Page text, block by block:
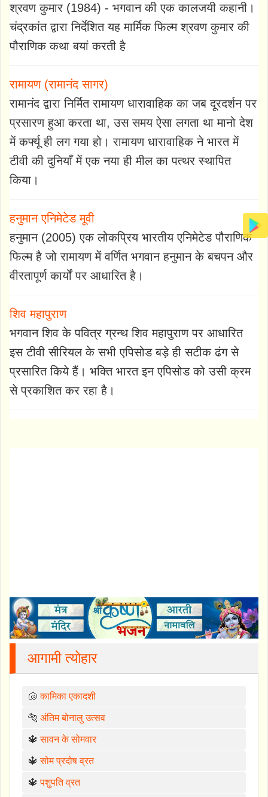
श्रवण कुमार (1984) - भगवान की एक कालजयी कहानी।
चंद्रकांत द्वारा निर्देशित यह मार्मिक फिल्म श्रवण कुमार की
पौराणिक कथा बयां करती है
रामायण (रामानंद सागर)
रामानंद द्वारा निर्मित रामायण धारावाहिक का जब दूरदर्शन पर
प्रसारण हुआ करता था, उस समय ऐसा लगता था मानो देश
में कर्फ्यू ही लग गया हो। रामायण धारावाहिक ने भारत में
टीवी की दुनियाँ में एक नया ही मील का पत्थर स्थापित
किया।
हनुमान एनिमेटेड मूवी
हनुमान (2005) एक लोकप्रिय भारतीय एनिमेटेड पौराणिक
फिल्म है जो रामायण में वर्णित भगवान हनुमान के बचपन और
वीरतापूर्ण कार्यों पर आधारित है।
शिव महापुराण
भगवान शिव के पवित्र ग्रन्थ शिव महापुराण पर आधारित
इस टीवी सीरियल के सभी एपिसोड बड़े ही सटीक ढंग से
प्रसारित किये हैं। भक्ति भारत इन एपिसोड को उसी क्रम
से प्रकाशित कर रहा है।
आगामी त्योहार
🐚कामिका एकादशी
🐅 अंतिम बोनालु उत्सव
🔱सावन के सोमवार
🔱सोम प्रदोष व्रत
🔱पशुपति व्रत